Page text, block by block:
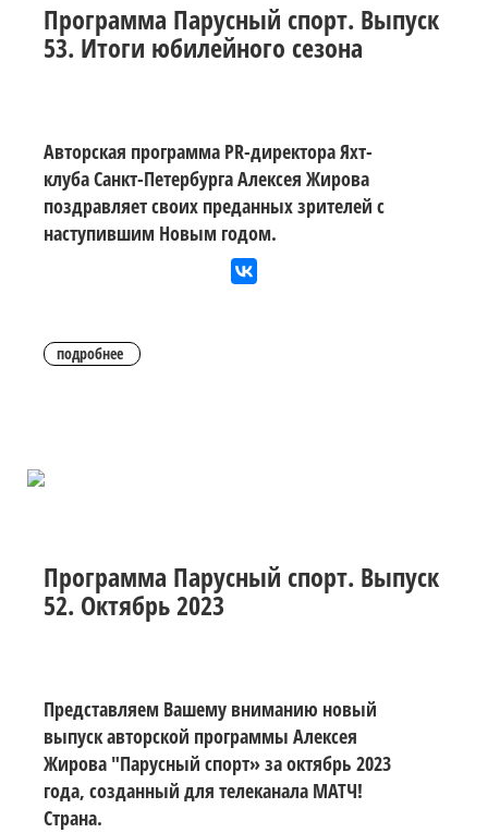
Программа Парусный спорт. Выпуск
53. Итоги юбилейного сезона
Авторская программа PR-директора Яхт-
клуба Санкт-Петербурга Алексея Жирова
поздравляет своих преданных зрителей с
наступившим Новым годом.
подробнее
Программа Парусный спорт. Выпуск
52. Октябрь 2023
Представляем Вашему вниманию новый
выпуск авторской программы Алексея
Жирова "Парусный спорт» за октябрь 2023
года, созданный для телеканала МАТЧ!
Страна.